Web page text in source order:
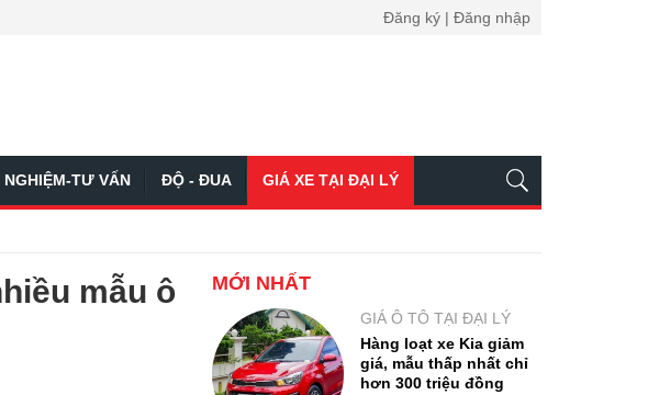
Đăng ký | Đăng nhập
NGHIỆM-TƯ VẤN ĐỘ - ĐUA GIÁ XE TẠI ĐẠI LÝ
mẫu ô
MỚI NHẤT
GIÁ Ô TÔ TẠI ĐẠI LÝ
Hàng loạt xe Kia giảm
giá, mẫu thấp nhất chỉ
hơn 300 triệu đồng